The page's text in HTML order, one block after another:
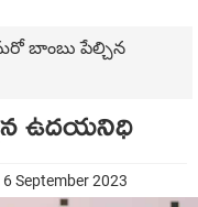
బాంబు పేల్చిన
ఉద‌య‌నిధి
September 2023